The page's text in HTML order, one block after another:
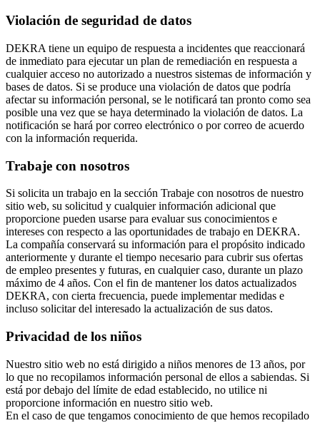
Violación de seguridad de datos
DEKRA tiene un equipo de respuesta a incidentes que reaccionará
de inmediato para ejecutar un plan de remediación en respuesta a
cualquier acceso no autorizado a nuestros sistemas de información y
bases de datos. Si se produce una violación de datos que podría
afectar su información personal, se le notificará tan pronto como sea
posible una vez que se haya determinado la violación de datos. La
notificación se hará por correo electrónico o por correo de acuerdo
con la información requerida.
Trabaje con nosotros
Si solicita un trabajo en la sección Trabaje con nosotros de nuestro
sitio web, su solicitud y cualquier información adicional que
proporcione pueden usarse para evaluar sus conocimientos e
intereses con respecto a las oportunidades de trabajo en DEKRA.
La compañía conservará su información para el propósito indicado
anteriormente y durante el tiempo necesario para cubrir sus ofertas
de empleo presentes y futuras, en cualquier caso, durante un plazo
máximo de 4 años. Con el fin de mantener los datos actualizados
DEKRA, con cierta frecuencia, puede implementar medidas e
incluso solicitar del interesado la actualización de sus datos.
Privacidad de los niños
Nuestro sitio web no está dirigido a niños menores de 13 años, por
lo que no recopilamos información personal de ellos a sabiendas. Si
está por debajo del límite de edad establecido, no utilice ni
proporcione información en nuestro sitio web.
En el caso de que tengamos conocimiento de que hemos recopilado